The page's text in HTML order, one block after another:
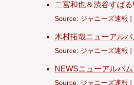
二宮和也＆渋谷すば
Source: ジャニーズ速報
木村拓哉ニューアル
Source: ジャニーズ速報
NEWSニューアルバ
Source: ジャニーズ速報